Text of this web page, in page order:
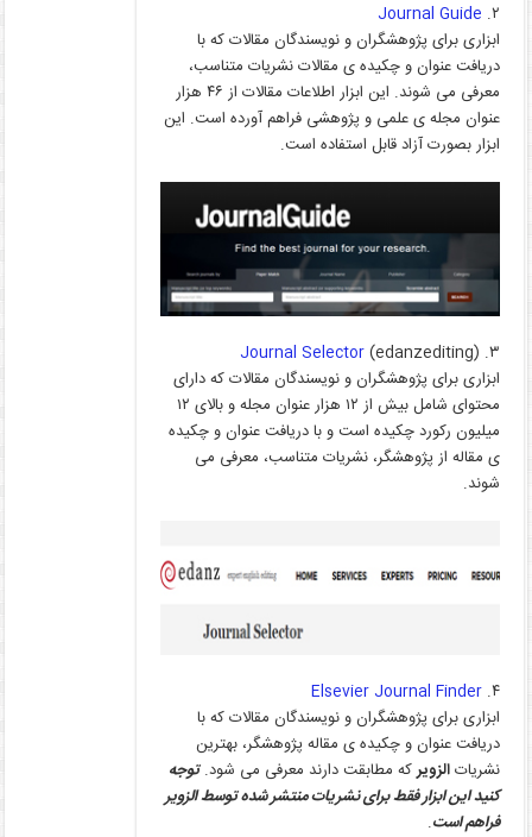
۲.
ابزاری برای پژوهشگران و نویسندگان مقالات که با
دریافت عنوان و چکیده ی مقالات نشریات متناسب،
معرفی می شوند. این ابزار اطلاعات مقالات از ۴۶ هزار
عنوان مجله ی علمی و پژوهشی فراهم آورده است. این
ابزار بصورت آزاد قابل استفاده است.
۳. Journal Selector(edanzediting)
ابزاری برای پژوهشگران و نویسندگان مقالات که دارای
محتوای شامل بیش از ۱۲ هزار عنوان مجله و بالای ۱۲
میلیون رکورد چکیده است و با دریافت عنوان و چکیده
ی مقاله از پژوهشگر، نشریات متناسب، معرفی می
شوند.
۴. Elsevier Journal Finder
ابزاری برای پژوهشگران و نویسندگان مقالات که با
دریافت عنوان و چکیده ی مقاله پژوهشگر، بهترین
نشریاتالزویرکه مطابقت دارند معرفی می شود.توجه
کنید این ابزار فقط برای نشریات منتشر شده توسط الزویر
فراهم است.